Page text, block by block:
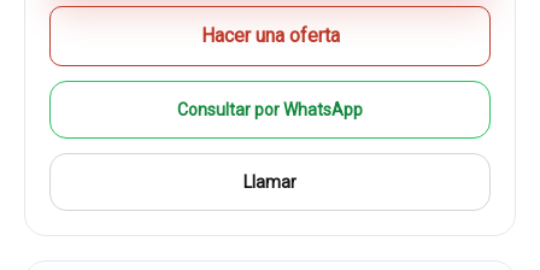
Hacer una oferta
Consultar por WhatsApp
Llamar